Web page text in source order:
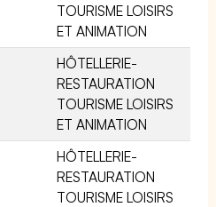
TOURISME LOISIRS
ET ANIMATION
HÔTELLERIE-
RESTAURATION
TOURISME LOISIRS
ET ANIMATION
HÔTELLERIE-
RESTAURATION
TOURISME LOISIRS